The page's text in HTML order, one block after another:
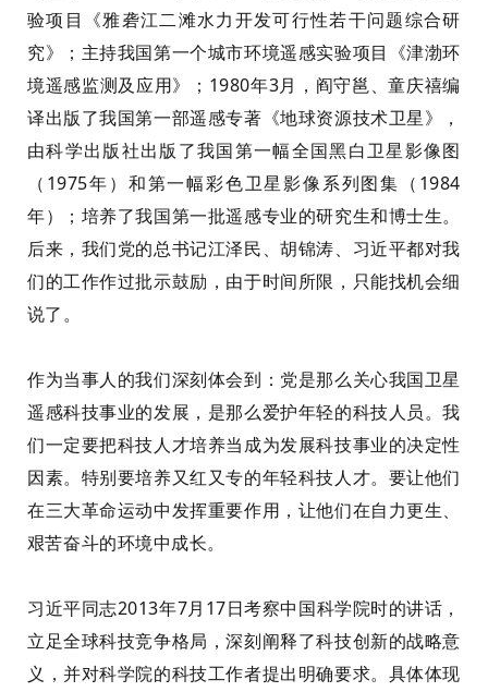
验项目《雅砻江二滩水力开发可行性若干问题综合研
究》；主持我国第一个城市环境遥感实验项目《津渤环
境遥感监测及应用》； 1980年3月，阎守邕、童庆禧编
译出版了我国第一部遥感专著《地球资源技术卫星》，
由科学出版社出版了我国第一幅全国黑白卫星影像图
（ 1975年）和第一幅彩色卫星影像系列图集 （ 1984
年）；培养了我国第一批遥感专业的研究生和博士生。
后来，我们党的总书记江泽民、胡锦涛、习近平都对我
们的工作作过批示鼓励，由于时间所限，只能找机会细
说了。
作为当事人的我们深刻体会到：党是那么关心我国卫星
遥感科技事业的发展，是那么爱护年轻的科技人员。我
们一定要把科技人才培养当成为发展科技事业的决定性
因素。特别要培养又红又专的年轻科技人才。要让他们
在三大革命运动中发挥重要作用，让他们在自力更生、
艰苦奋斗的环境中成长。
习近平同志2013年7月 17日考察中国科学院时的讲话，
立足全球科技竞争格局，深刻阐释了科技创新的战略意
义，并对科学院的科技工作者提出明确要求。具体体现